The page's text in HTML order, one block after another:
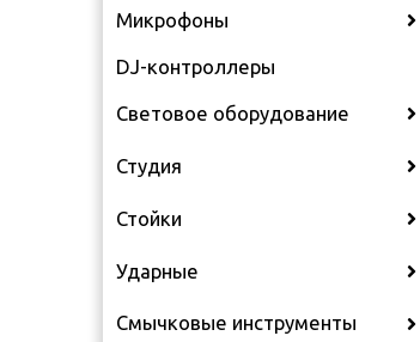
Микрофоны
DJ-контроллеры
Световое оборудование
Студия
Стойки
Ударные
Смычковые инструменты